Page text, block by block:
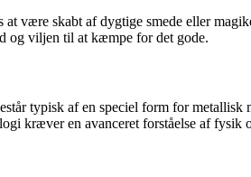
være skabt af dygtige smede eller
og viljen til at kæmpe for det gode.
typisk af en speciel form for metallisk
kræver en avanceret forståelse af fysik